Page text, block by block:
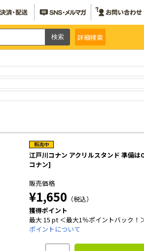
詳細検索
江戸川コナン アクリルスタンド 準備は
コナン]
販売価格
¥1,650 （税込）
獲得ポイント
最大 15 pt ＜最大1％ポイントバック！
ポイントについて